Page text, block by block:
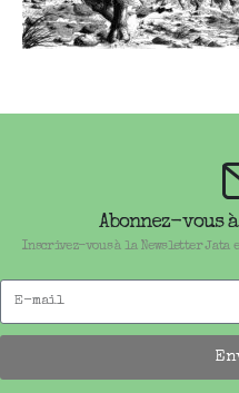
Abonnez-vous
Inscrivez-vous à la Newsletter Jata